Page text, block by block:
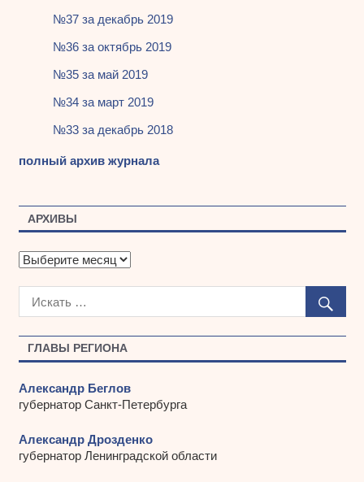
ГЛАВЫ РЕГИОНА
Александр Беглов
губернатор Санкт-Петербурга
Александр Дрозденко
губернатор Ленинградской области
№37 за декабрь 2019
№36 за октябрь 2019
№35 за май 2019
№34 за март 2019
№33 за декабрь 2018
полный архив журнала
АРХИВЫ
А
х
ы